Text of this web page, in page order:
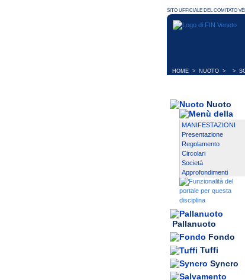
HOME > NUOTO > >
Nuoto
MANIFESTAZIONI
Presentazione
Regolamento
Circolari
Società
Approfondimenti
Pallanuoto
Fondo
Tuffi
Syncro